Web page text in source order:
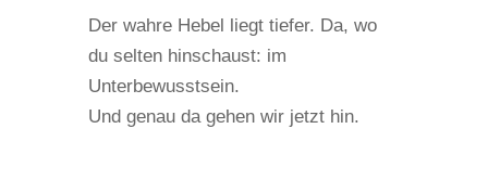
Der wahre Hebel liegt tiefer. Da, wo
du selten hinschaust: im
Unterbewusstsein.
Und genau da gehen wir jetzt hin.